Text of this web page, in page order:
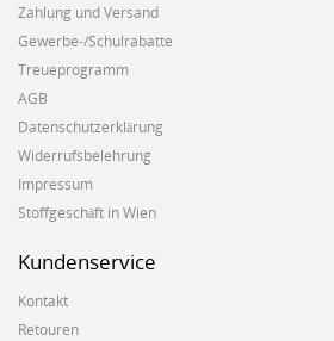
Zahlung und Versand
Gewerbe-/Schulrabatte
Treueprogramm
AGB
Datenschutzerklärung
Widerrufsbelehrung
Impressum
Stoffgeschäft in Wien
Kundenservice
Kontakt
Retouren